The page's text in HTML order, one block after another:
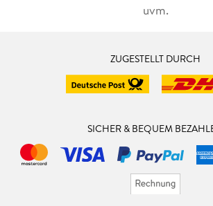
Gebogenen Text setzen . . . 136
Ein Bild in ein Wort legen . . . 148
uvm.
ZUGESTELLT DURCH
SICHER & BEQUEM